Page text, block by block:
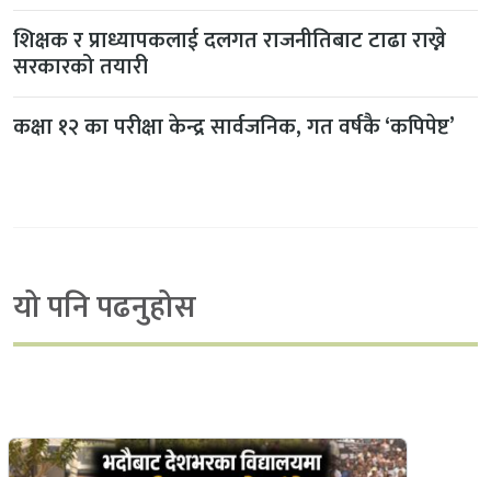
शिक्षक र प्राध्यापकलाई दलगत राजनीतिबाट टाढा राख्ने
सरकारको तयारी
कक्षा १२ का परीक्षा केन्द्र सार्वजनिक, गत वर्षकै ‘कपिपेष्ट’
यो पनि पढनुहोस